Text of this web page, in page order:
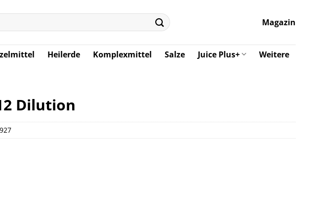
Magazin
Heilerde Komplexmittel Salze Juice Plus+ Weitere
Dilution